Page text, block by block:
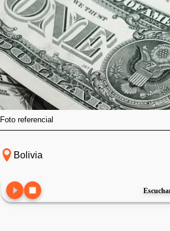
Foto referencial
Bolivia